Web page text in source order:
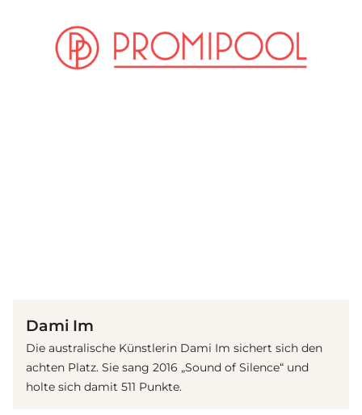
Dami Im
Die australische Künstlerin Dami Im sichert sich den
achten Platz. Sie sang 2016 „Sound of Silence“ und
holte sich damit 511 Punkte.